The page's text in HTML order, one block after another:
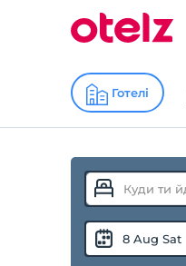
Готелі
8 Aug Sat